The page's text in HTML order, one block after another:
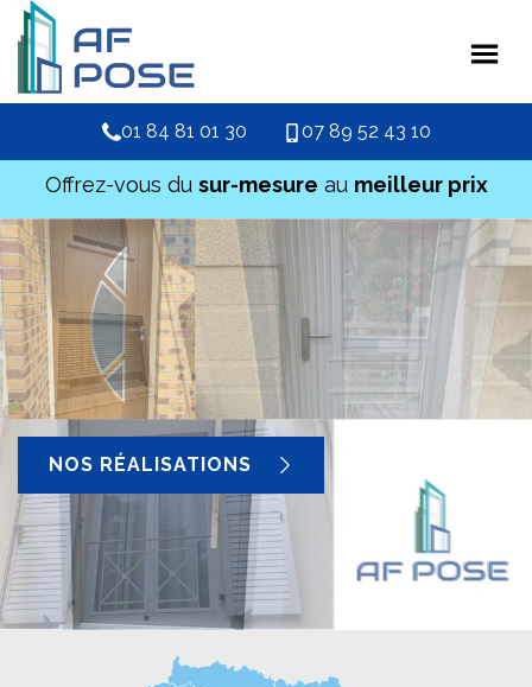
01 84 81 01 30 07 89 52 43 10
Offrez-vous du sur-mesure au meilleur prix
NOS RÉALISATIONS